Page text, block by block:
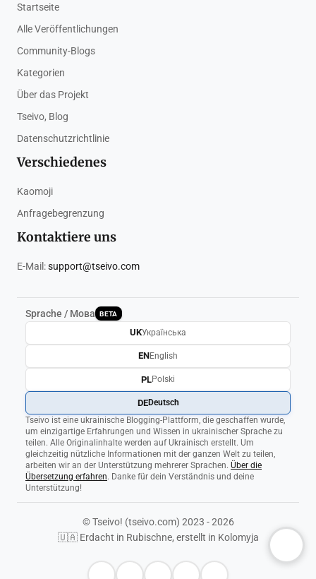
Startseite
Alle Veröffentlichungen
Community-Blogs
Kategorien
Über das Projekt
Tseivo, Blog
Datenschutzrichtlinie
Verschiedenes
Kaomoji
Anfragebegrenzung
Kontaktiere uns
E-Mail:support@tseivo.com
Sprache / Мова BETA
Tseivo ist eine ukrainische Blogging-Plattform, die geschaffen wurde,
um einzigartige Erfahrungen und Wissen in ukrainischer Sprache zu
teilen. Alle Originalinhalte werden auf Ukrainisch erstellt. Um
gleichzeitig nützliche Informationen mit der ganzen Welt zu teilen,
arbeiten wir an der Unterstützung mehrerer Sprachen. Über die
Übersetzung erfahren. Danke für dein Verständnis und deine
Unterstützung!
UKУкраїнська
ENEnglish
PLPolski
DEDeutsch
© Tseivo! (tseivo.com) 2023 - 2026
🇺🇦 Erdacht in Rubischne, erstellt in Kolomyja